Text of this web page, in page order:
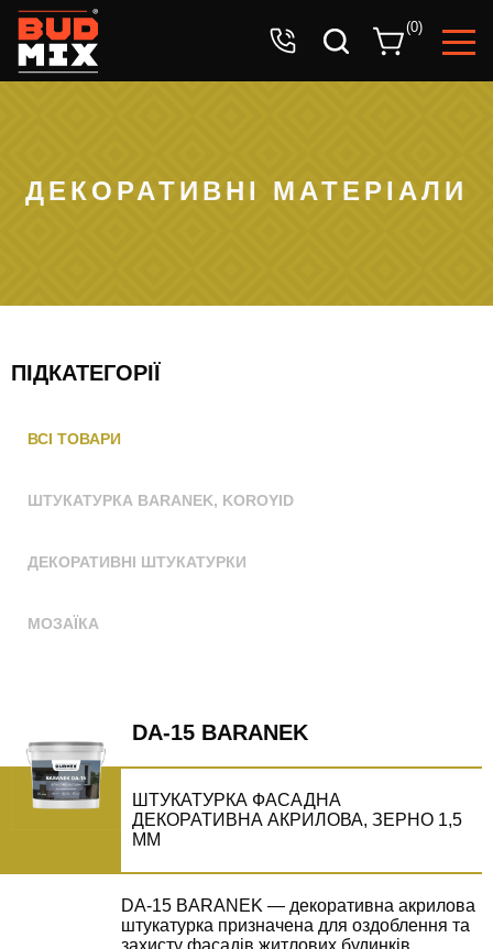
(0)
Очікуйте дзвінок оператора.
ДЕКОРАТИВНІ МАТЕРІАЛИ
ПІДКАТЕГОРІЇ
ВСІ ТОВАРИ
ШТУКАТУРКА BARANEK, KOROYID
ДЕКОРАТИВНІ ШТУКАТУРКИ
МОЗАЇКА
DA-15 BARANEK
ШТУКАТУРКА ФАСАДНА
ДЕКОРАТИВНА АКРИЛОВА, ЗЕРНО 1,5
ММ
DA-15 BARANEK — декоративна акрилова
штукатурка призначена для оздоблення та
захисту фасадів житлових будинків,